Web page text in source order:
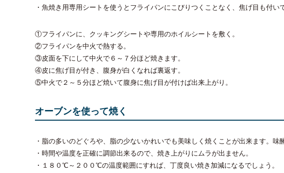
・魚焼き用専用シートを使うとフライパンにこびりつくことなく、焦げ目も付い
①フライパンに、クッキングシートや専用のホイルシートを敷く。
②フライパンを中火で熱する。
③皮面を下にして中火で６～７分ほど焼きます。
④皮に焦げ目が付き、腹身が白くなれば裏返す。
⑤中火で２～５分ほど焼いて腹身に焦げ目が付けば出来上がり。
オーブンを使って焼く
・脂の多いのどぐろや、脂の少ないかれいでも美味しく焼くことが出来ます。味
・時間や温度を正確に調節出来るので、焼き上がりにムラが出ません。
・１８０℃～２００℃の温度範囲にすれば、丁度良い焼き加減になるでしょう。